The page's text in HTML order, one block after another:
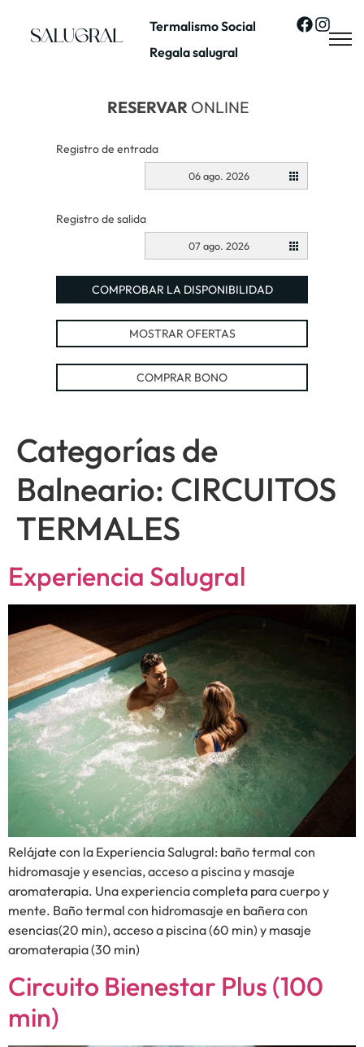
Termalismo Social
Regala salugral
RESERVARONLINE
Registro de entrada
06 ago. 2026
Registro de salida
07 ago. 2026
COMPROBAR LA DISPONIBILIDAD
MOSTRAR OFERTAS
COMPRAR BONO
Categorías de
Balneario: CIRCUITOS
TERMALES
Experiencia Salugral
Relájate con la Experiencia Salugral: baño termal con
hidromasaje y esencias, acceso a piscina y masaje
aromaterapia. Una experiencia completa para cuerpo y
mente. Baño termal con hidromasaje en bañera con
esencias(20 min), acceso a piscina (60 min) y masaje
aromaterapia (30 min)
Circuito Bienestar Plus (100
min)